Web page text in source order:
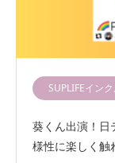
SUPLIFEイン
葵くん出演！日
様性に楽しく